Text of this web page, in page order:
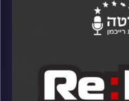
והסטודנט יונתן הבר
וחוקרת בעלת שם
הימים הבריאה